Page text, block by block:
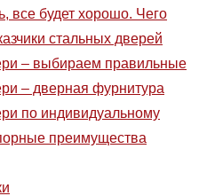
все будет хорошо. Чего
стальных дверей
– выбираем правильные
– дверная фурнитура
по индивидуальному
преимущества